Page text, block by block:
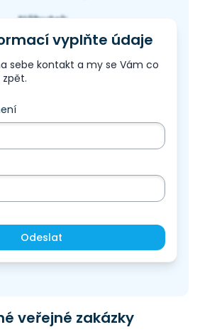
Nábytek
vyplňte údaje
sebe kontakt a my se Vám co
Odeslat
veřejné zakázky